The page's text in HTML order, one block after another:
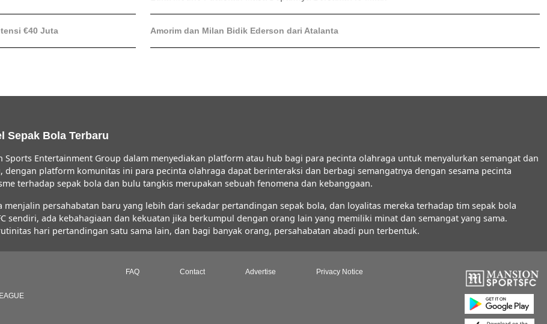
€40 Juta Amorim dan Milan Bidik Ederson dari Atalanta
Sepak Bola Terbaru
Entertainment Group dalam menyediakan platform atau hub bagi para pecinta olahraga untuk menyalurkan semangat dan
platform komunitas ini para pecinta olahraga dapat berinteraksi dan berbagi semangatnya dengan sesama pecinta
terhadap sepak bola dan bulu tangkis merupakan sebuah fenomena dan kebanggaan.
persahabatan baru yang lebih dari sekadar pertandingan sepak bola, dan loyalitas mereka terhadap tim sepak bola
sendiri, ada kebahagiaan dan kekuatan jika berkumpul dengan orang lain yang memiliki minat dan semangat yang sama.
hari pertandingan satu sama lain, dan bagi banyak orang, persahabatan abadi pun terbentuk.
FAQ Contact Advertise Privacy Notice